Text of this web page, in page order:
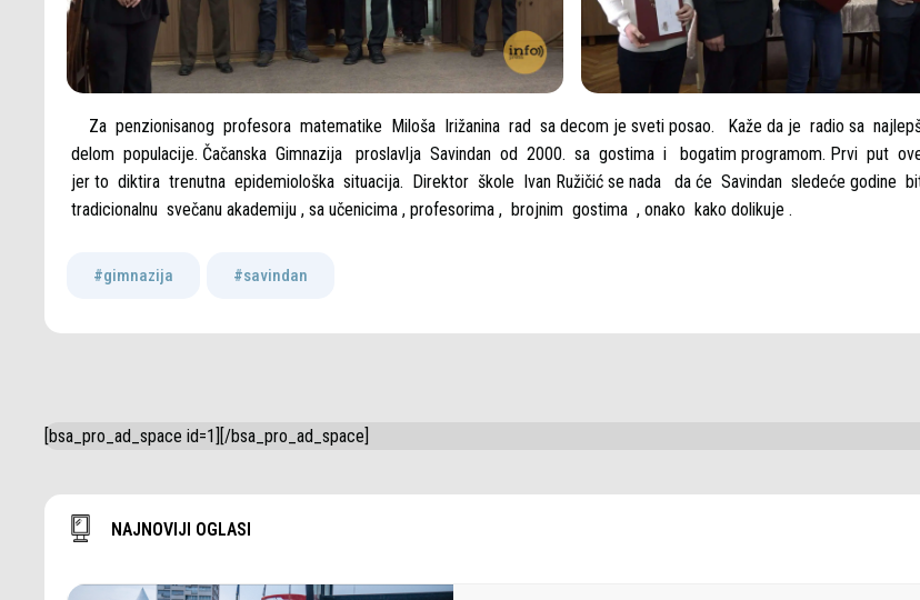
Za penzionisanog profesora matematike Miloša Irižanina rad sa decom je sveti posao. Kaže da je radio sa
delom populacije. Čačanska Gimnazija proslavlja Savindan od 2000. sa gostima i bogatim programom. Prvi put
jer to diktira trenutna epidemiološka situacija. Direktor škole Ivan Ružičić se nada da će Savindan sledeće godine
tradicionalnu svečanu akademiju , sa učenicima , profesorima , brojnim gostima , onako kako dolikuje .
#gimnazija #savindan
[bsa_pro_ad_space id=1][/bsa_pro_ad_space]
NAJNOVIJI OGLASI